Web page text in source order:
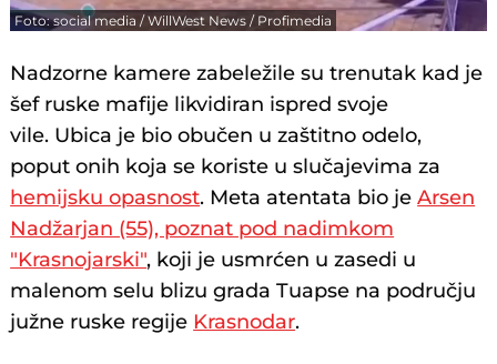
Foto: social media / WillWest News / Profimedia
Nadzorne kamere zabeležile su trenutak kad je
šef ruske mafije likvidiran ispred svoje
vile. Ubica je bio obučen u zaštitno odelo,
poput onih koja se koriste u slučajevima za
hemijsku opasnost. Meta atentata bio jeArsen
Nadžarjan (55), poznat pod nadimkom
"Krasnojarski", koji je usmrćen u zasedi u
malenom selu blizu grada Tuapse na području
južne ruske regije Krasnodar.